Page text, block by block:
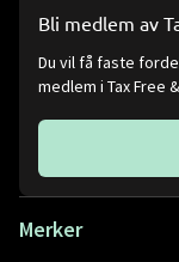
Bli medlem av
Du vil få faste
medlem i Tax Free
Merker